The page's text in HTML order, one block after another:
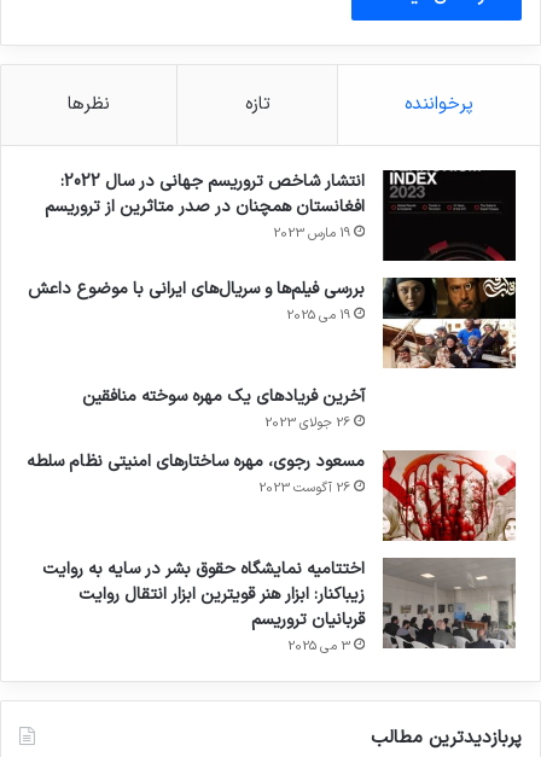
روی شما می‌گذارد. او دو نتیجه می‌گیرد؛ «بعضی از
افرادی که اکنون تروریست نامیده می‌شوند، قبلا به
نام مبارز آزادی لقب گرفته بودند». نتیجه دوم که
آقای الیان هم با آن موافق است اینکه «در دهه
هشتاد میلادی غرب حامی هر فردی بود که ضد رژیم
ایران مبارزه می‌کرد.»
تروریست پناهنده علی معتمدی
کپی لینک
پرخواننده تازه نظرها
انتشار شاخص تروریسم جهانی در سال 2022:
افغانستان همچنان در صدر متاثرین از تروریسم
19 مارس 2023
بررسی فیلم‌ها و سریال‌های ایرانی با موضوع داعش
19 می 2025
آخرین فریادهای یک مهره سوخته منافقین
26 جولای 2023
مسعود رجوی، مهره ساختارهای امنیتی نظام سلطه
26 آگوست 2023
اختتامیه نمایشگاه حقوق بشر در سایه به روایت
زیباکنار: ابزار هنر قویترین ابزار انتقال روایت
قربانیان تروریسم
3 می 2025
پربازدیدترین مطالب